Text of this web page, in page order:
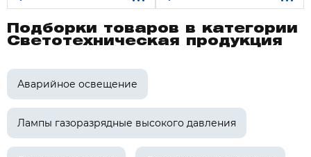
Подборки товаров в категории
Светотехническая продукция
Аварийное освещение
Лампы газоразрядные высокого давления